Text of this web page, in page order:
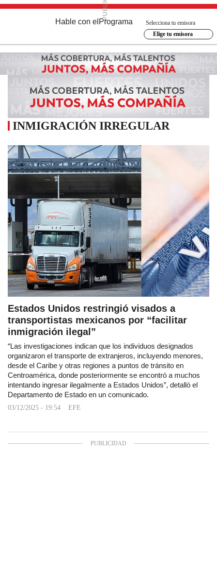
Hable con el Programa
Selecciona tu emisora
Elige tu emisora
INMIGRACIÓN IRREGULAR
Estados Unidos restringió visados a
transportistas mexicanos por “facilitar
inmigración ilegal”
“Las investigaciones indican que los individuos designados
organizaron el transporte de extranjeros, incluyendo menores,
desde el Caribe y otras regiones a puntos de tránsito en
Centroamérica, donde posteriormente se encontró a muchos
intentando ingresar ilegalmente a Estados Unidos”, detalló el
Departamento de Estado en un comunicado.
03/12/2025 - 19:54 EFE